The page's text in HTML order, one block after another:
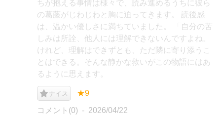
ちが抱える事情は様々で、読み進めるうちに彼ら
の葛藤がじわじわと胸に迫ってきます。 読後感
は、温かい優しさに満ちていました。 「自分の苦
しみは所詮、他人には理解できないんですよね。
けれど、理解はできずとも、ただ隣に寄り添うこ
とはできる。そんな静かな救いがこの物語にはあ
るように思えます。
ナイス ★9
コメント(0) 2026/04/22